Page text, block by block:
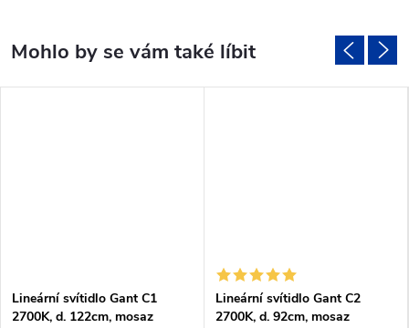
Lineární svítidlo Gant C1
2700K, d. 122cm, mosaz
Lineární svítidlo Gant C2
2700K, d. 92cm, mosaz